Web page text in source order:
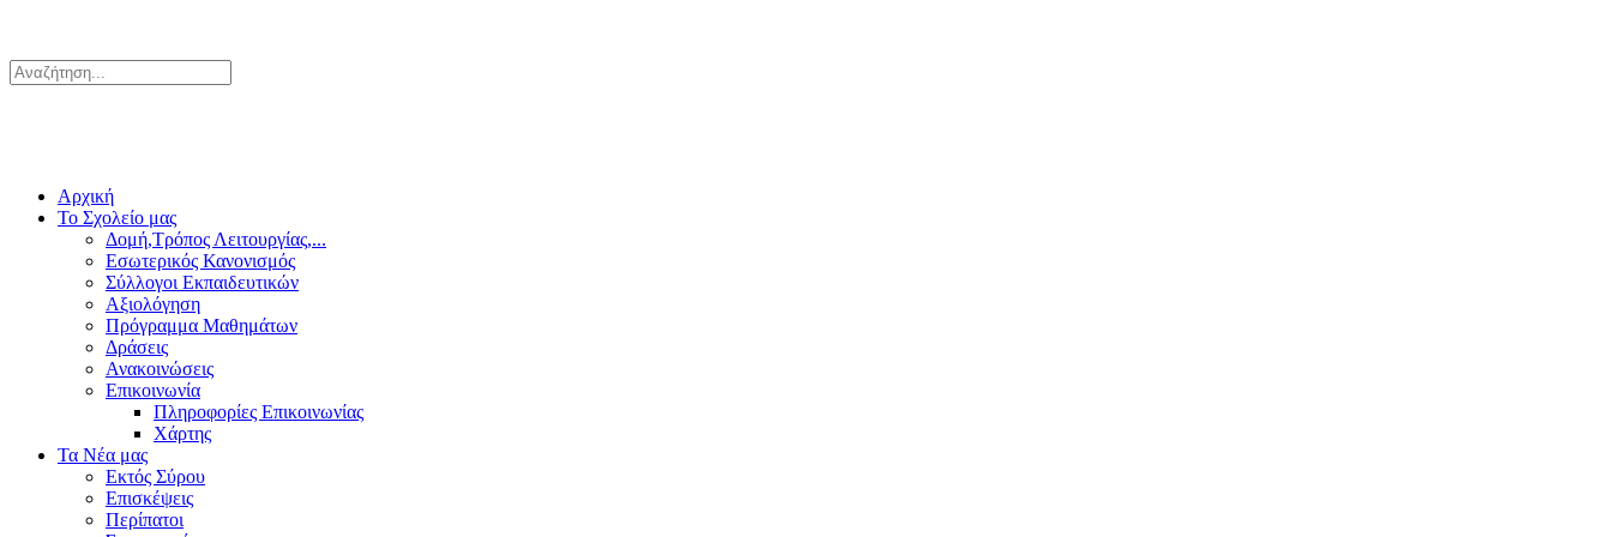
Αρχική
Το Σχολείο μας
Δομή,Τρόπος Λειτουργίας,...
Εσωτερικός Κανονισμός
Σύλλογοι Εκπαιδευτικών
Αξιολόγηση
Πρόγραμμα Μαθημάτων
Δράσεις
Ανακοινώσεις
Επικοινωνία
Πληροφορίες Επικοινωνίας
Χάρτης
Τα Νέα μας
Εκτός Σύρου
Επισκέψεις
Περίπατοι